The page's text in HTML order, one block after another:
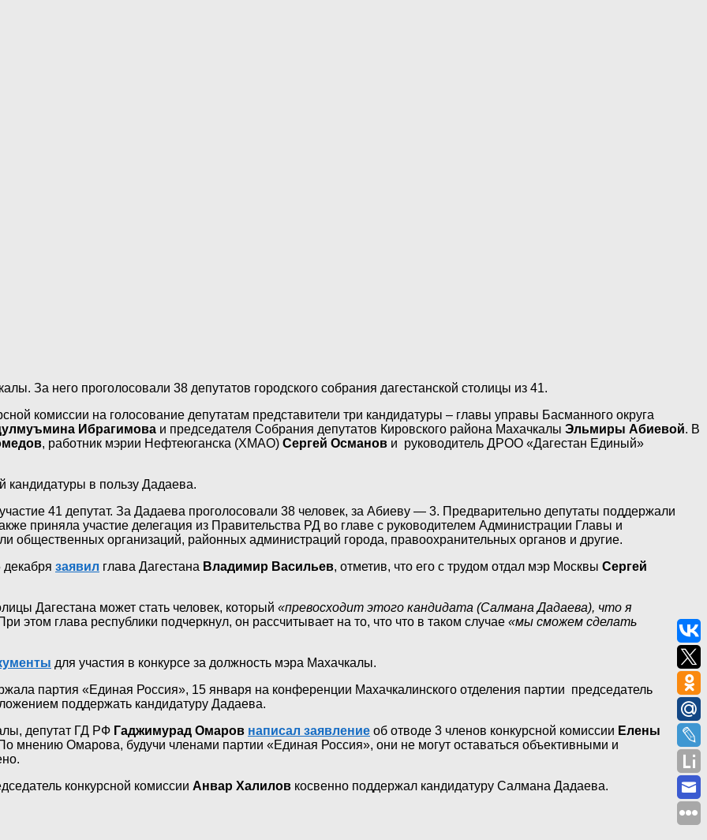
За него проголосовали 38 депутатов городского собрания дагестанской столицы из 41.
комиссии на голосование депутатам представители три кандидатуры – главы управы Басманного округа
Ибрагимова и председателя Собрания депутатов Кировского района Махачкалы Эльмиры Абиевой. В
, работник мэрии Нефтеюганска (ХМАО) Сергей Османов и руководитель ДРОО «Дагестан Единый»
кандидатуры в пользу Дадаева.
41 депутат. За Дадаева проголосовали 38 человек, за Абиеву — 3. Предварительно депутаты поддержали
приняла участие делегация из Правительства РД во главе с руководителем Администрации Главы и
общественных организаций, районных администраций города, правоохранительных органов и другие.
заявил глава Дагестана Владимир Васильев, отметив, что его с трудом отдал мэр Москвы Сергей
Дагестана может стать человек, который «превосходит этого кандидата (Салмана Дадаева), что я
этом глава республики подчеркнул, он рассчитывает на то, что что в таком случае «мы сможем сделать
для участия в конкурсе за должность мэра Махачкалы.
партия «Единая Россия», 15 января на конференции Махачкалинского отделения партии председатель
поддержать кандидатуру Дадаева.
депутат ГД РФ Гаджимурад Омаров написал заявление об отводе 3 членов конкурсной комиссии Елены
мнению Омарова, будучи членами партии «Единая Россия», они не могут оставаться объективными и
конкурсной комиссии Анвар Халилов косвенно поддержал кандидатуру Салмана Дадаева.